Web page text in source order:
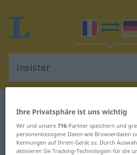
Französisch-Deutsch
für "insister"
Ihre Privatsphäre ist uns wichtig
Wir und unsere716-Partner speichern und
personenbezogene Daten wie Browserdaten
Kennungen auf Ihrem Gerät zu. Durch
aktivieren Sie Tracking-Technologien für die